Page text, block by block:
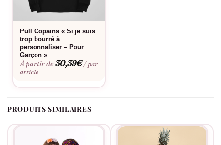
Pull Copains « Si je suis
trop bourré à
personnaliser – Pour
Garçon »
À partir de30,39€ / par
article
PRODUITS SIMILAIRES